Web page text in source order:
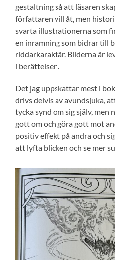
gestaltning så att läsaren
författaren vill åt, men
svarta illustrationerna som
en inramning som bidrar till
riddarkaraktär. Bilderna är
i berättelsen.
Det jag uppskattar mest i
drivs delvis av avundsjuka,
tycka synd om sig själv, men
gott om och göra gott mot
positiv effekt på andra och
att lyfta blicken och se mer